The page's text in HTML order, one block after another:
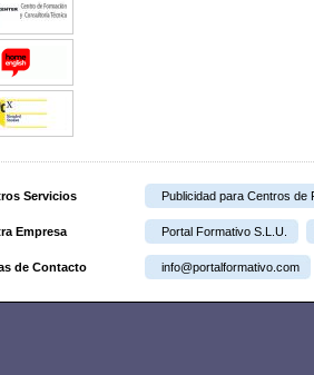
Servicios Publicidad para Centros de
Empresa Portal Formativo S.L.U.
de Contacto info@portalformativo.com